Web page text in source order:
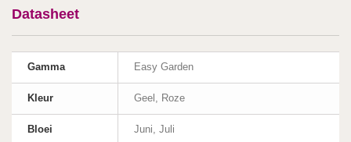
Datasheet
Gamma Easy Garden
Kleur Geel, Roze
Bloei Juni, Juli